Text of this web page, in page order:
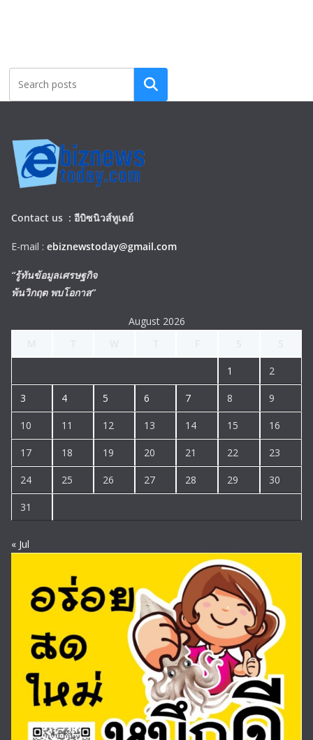
Search
Contact us : อีบิซนิวส์ทูเดย์
E-mail : ebiznewstoday@gmail.com
“รู้ทันข้อมูลเศรษฐกิจ
พ้นวิกฤต พบโอกาส”
August 2026
1 2
3 4 5 6 7 8 9
10 11 12 13 14 15 16
17 18 19 20 21 22 23
24 25 26 27 28 29 30
31
« Jul